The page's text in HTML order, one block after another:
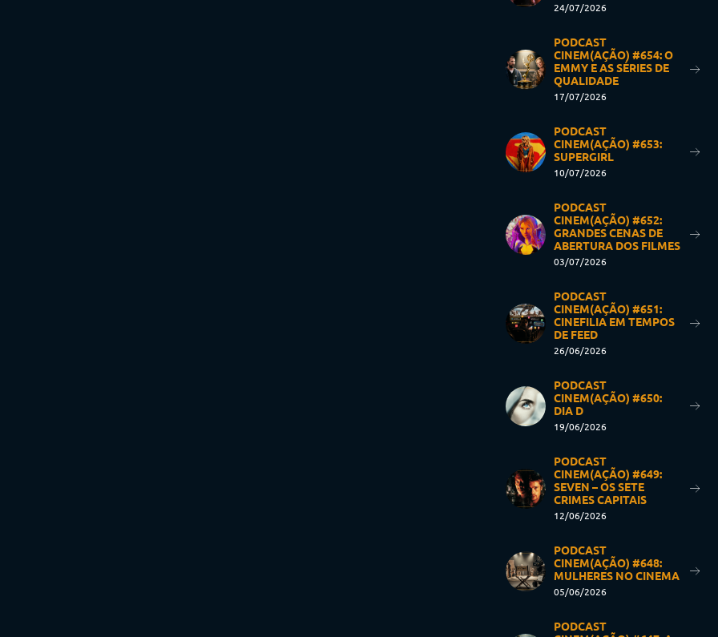
24/07/2026
PODCAST
CINEM(AÇÃO) #654: O
EMMY E AS SÉRIES DE
QUALIDADE
17/07/2026
PODCAST
CINEM(AÇÃO) #653:
SUPERGIRL
10/07/2026
PODCAST
CINEM(AÇÃO) #652:
GRANDES CENAS DE
ABERTURA DOS FILMES
03/07/2026
PODCAST
CINEM(AÇÃO) #651:
CINEFILIA EM TEMPOS
DE FEED
26/06/2026
PODCAST
CINEM(AÇÃO) #650:
DIA D
19/06/2026
PODCAST
CINEM(AÇÃO) #649:
SEVEN – OS SETE
CRIMES CAPITAIS
12/06/2026
PODCAST
CINEM(AÇÃO) #648:
MULHERES NO CINEMA
05/06/2026
PODCAST